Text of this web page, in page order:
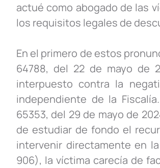
actué como abogado de las
los requisitos legales de
En el primero de estos
64788, del 22 de mayo de
interpuesto contra la
independiente de la
65353, del 29 de mayo de
de estudiar de fondo el
intervenir directamente en
906), la víctima carecía de